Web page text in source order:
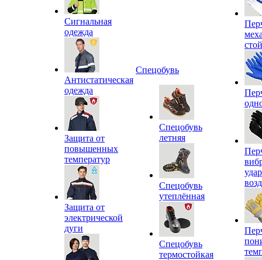
Сигнальная
одежда
Антистатическая
одежда
Защита от
повышенных
температур
Защита от
электрической
дуги
Спецобувь
Спецобувь
летняя
Спецобувь
утеплённая
Спецобувь
термостойкая